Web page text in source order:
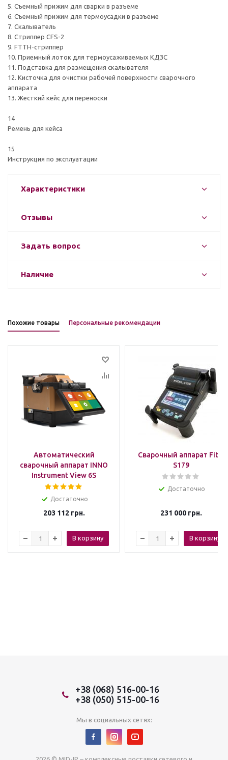
5. Съемный прижим для сварки в разъеме
6. Съемный прижим для термоусадки в разъеме
7. Скалыватель
8. Стриппер CFS-2
9. FTTH-стриппер
10. Приемный лоток для термоусаживаемых КДЗС
11. Подставка для размещения скалывателя
12. Кисточка для очистки рабочей поверхности сварочного
аппарата
13. Жесткий кейс для переноски
14
Ремень для кейса
15
Инструкция по эксплуатации
Характеристики
Отзывы
Задать вопрос
Наличие
Похожие товары Персональные рекомендации
Автоматический
сварочный аппарат INNO
Instrument View 6S
Достаточно
203 112грн.
В корзину
Сварочный аппарат Fitel
S179
Достаточно
231 000грн.
В корзину
+38 (068) 516-00-16
+38 (050) 515-00-16
Мы в социальных сетях: